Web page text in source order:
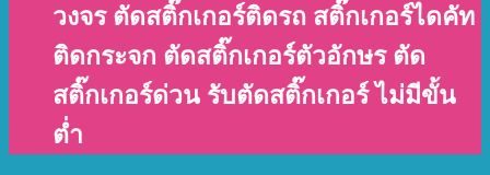
วงจร ตัดสติ๊กเกอร์ติดรถ สติ๊กเกอร์ไดคัท
ติดกระจก ตัดสติ๊กเกอร์ตัวอักษร ตัด
สติ๊กเกอร์ด่วน รับตัดสติ๊กเกอร์ ไม่มีขั้น
ต่ำ